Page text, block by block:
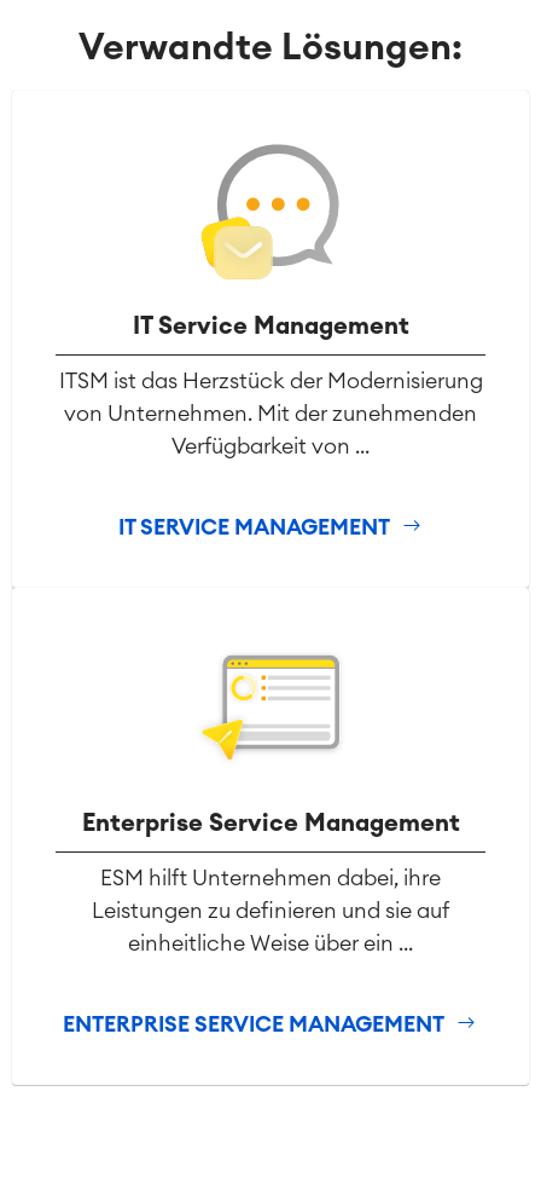
Verwandte Lösungen:
IT Service Management
ITSM ist das Herzstück der Modernisierung
von Unternehmen. Mit der zunehmenden
Verfügbarkeit von ...
IT SERVICE MANAGEMENT
Enterprise Service Management
ESM hilft Unternehmen dabei, ihre
Leistungen zu definieren und sie auf
einheitliche Weise über ein ...
ENTERPRISE SERVICE MANAGEMENT